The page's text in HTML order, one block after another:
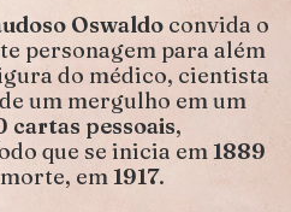
Oswaldo convida o
personagem para além
do médico, cientista
um mergulho em um
cartas pessoais,
que se inicia em1889
morte, em 1917.